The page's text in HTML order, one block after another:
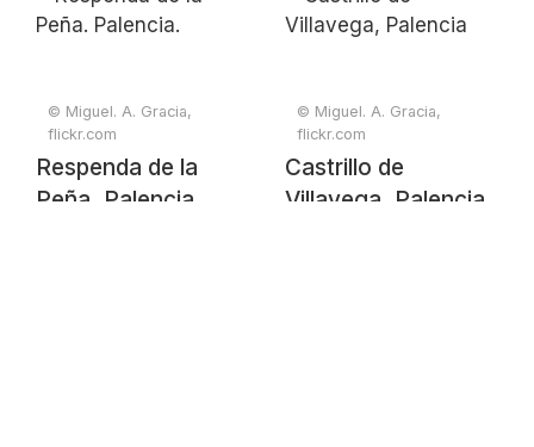
© Miguel. A. Gracia,
flickr.com
Respenda de la
Peña. Palencia.
© Miguel. A. Gracia,
flickr.com
Castrillo de
Villavega, Palencia